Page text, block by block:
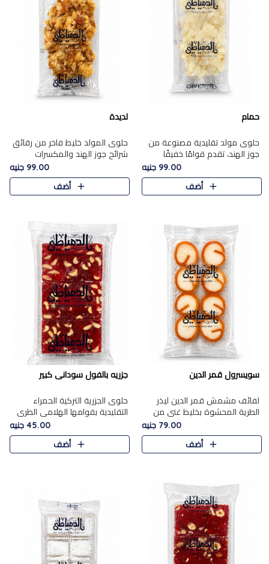
حمام
حلوى مولد تقليدية مصنوعة من
جوز الهند، تقدم قوامًا خفيفًا
ونكهة شرقية أصيلة تجسد روح
الـموسم الأعياد.
99.00 جنيه
أضف
لديدة
حلوى المولد خليط فاخر من رقائق
شرائح جوز الهند والمكسرات
المحمصة، متماسك بشراب حلاوة
الكراميل الخفيفة ليمنحك قرمشة
غنية ومذاقًا شرقيًا أصيلً..
99.00 جنيه
أضف
سويسرول قمر الدين
لفائف مشمش قمر الدين ليذر
الطرية المحشوة بخليط غني من
جوز الهند الأبيض والمكسرات
الفاخرة، يقدم المذاق الحلو
الطبيعي لقمر الدين و تجمع بين
79.00 جنيه
أضف
جزريه بالفول سودانى كبير
حلوى الجزرية التركية الحمراء
التقليدية بقوامها الهلامي الطري
ولونها الأحمر المميز، محشوة
بسخاء بالفول السوداني المحمص
لتمنحك توازنًا رائعًا ..
45.00 جنيه
أضف